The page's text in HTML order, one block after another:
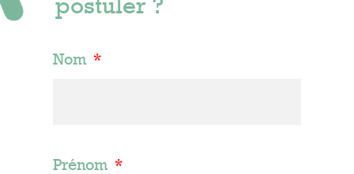
postuler ?
Nom
Prénom